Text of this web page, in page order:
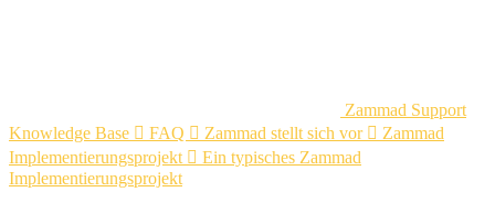
Zammad Support
Knowledge Base  FAQ  Zammad stellt sich vor  Zammad
Implementierungsprojekt  Ein typisches Zammad
Implementierungsprojekt